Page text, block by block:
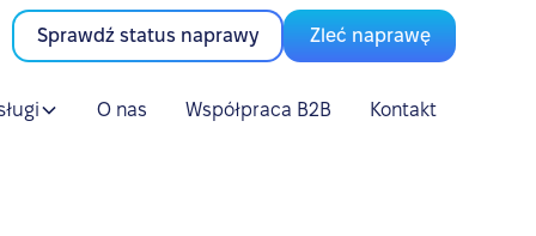
Sprawdź status naprawy Zleć naprawę
O nas Współpraca B2B Kontakt